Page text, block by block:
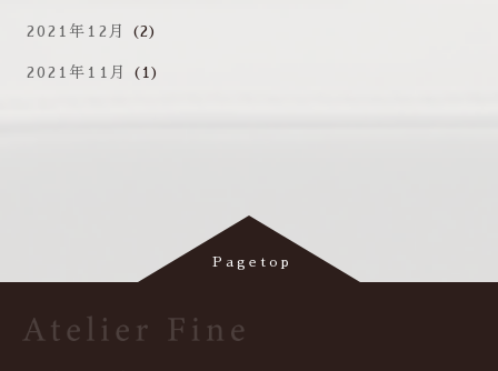
2021年12月 (2)
2021年11月 (1)